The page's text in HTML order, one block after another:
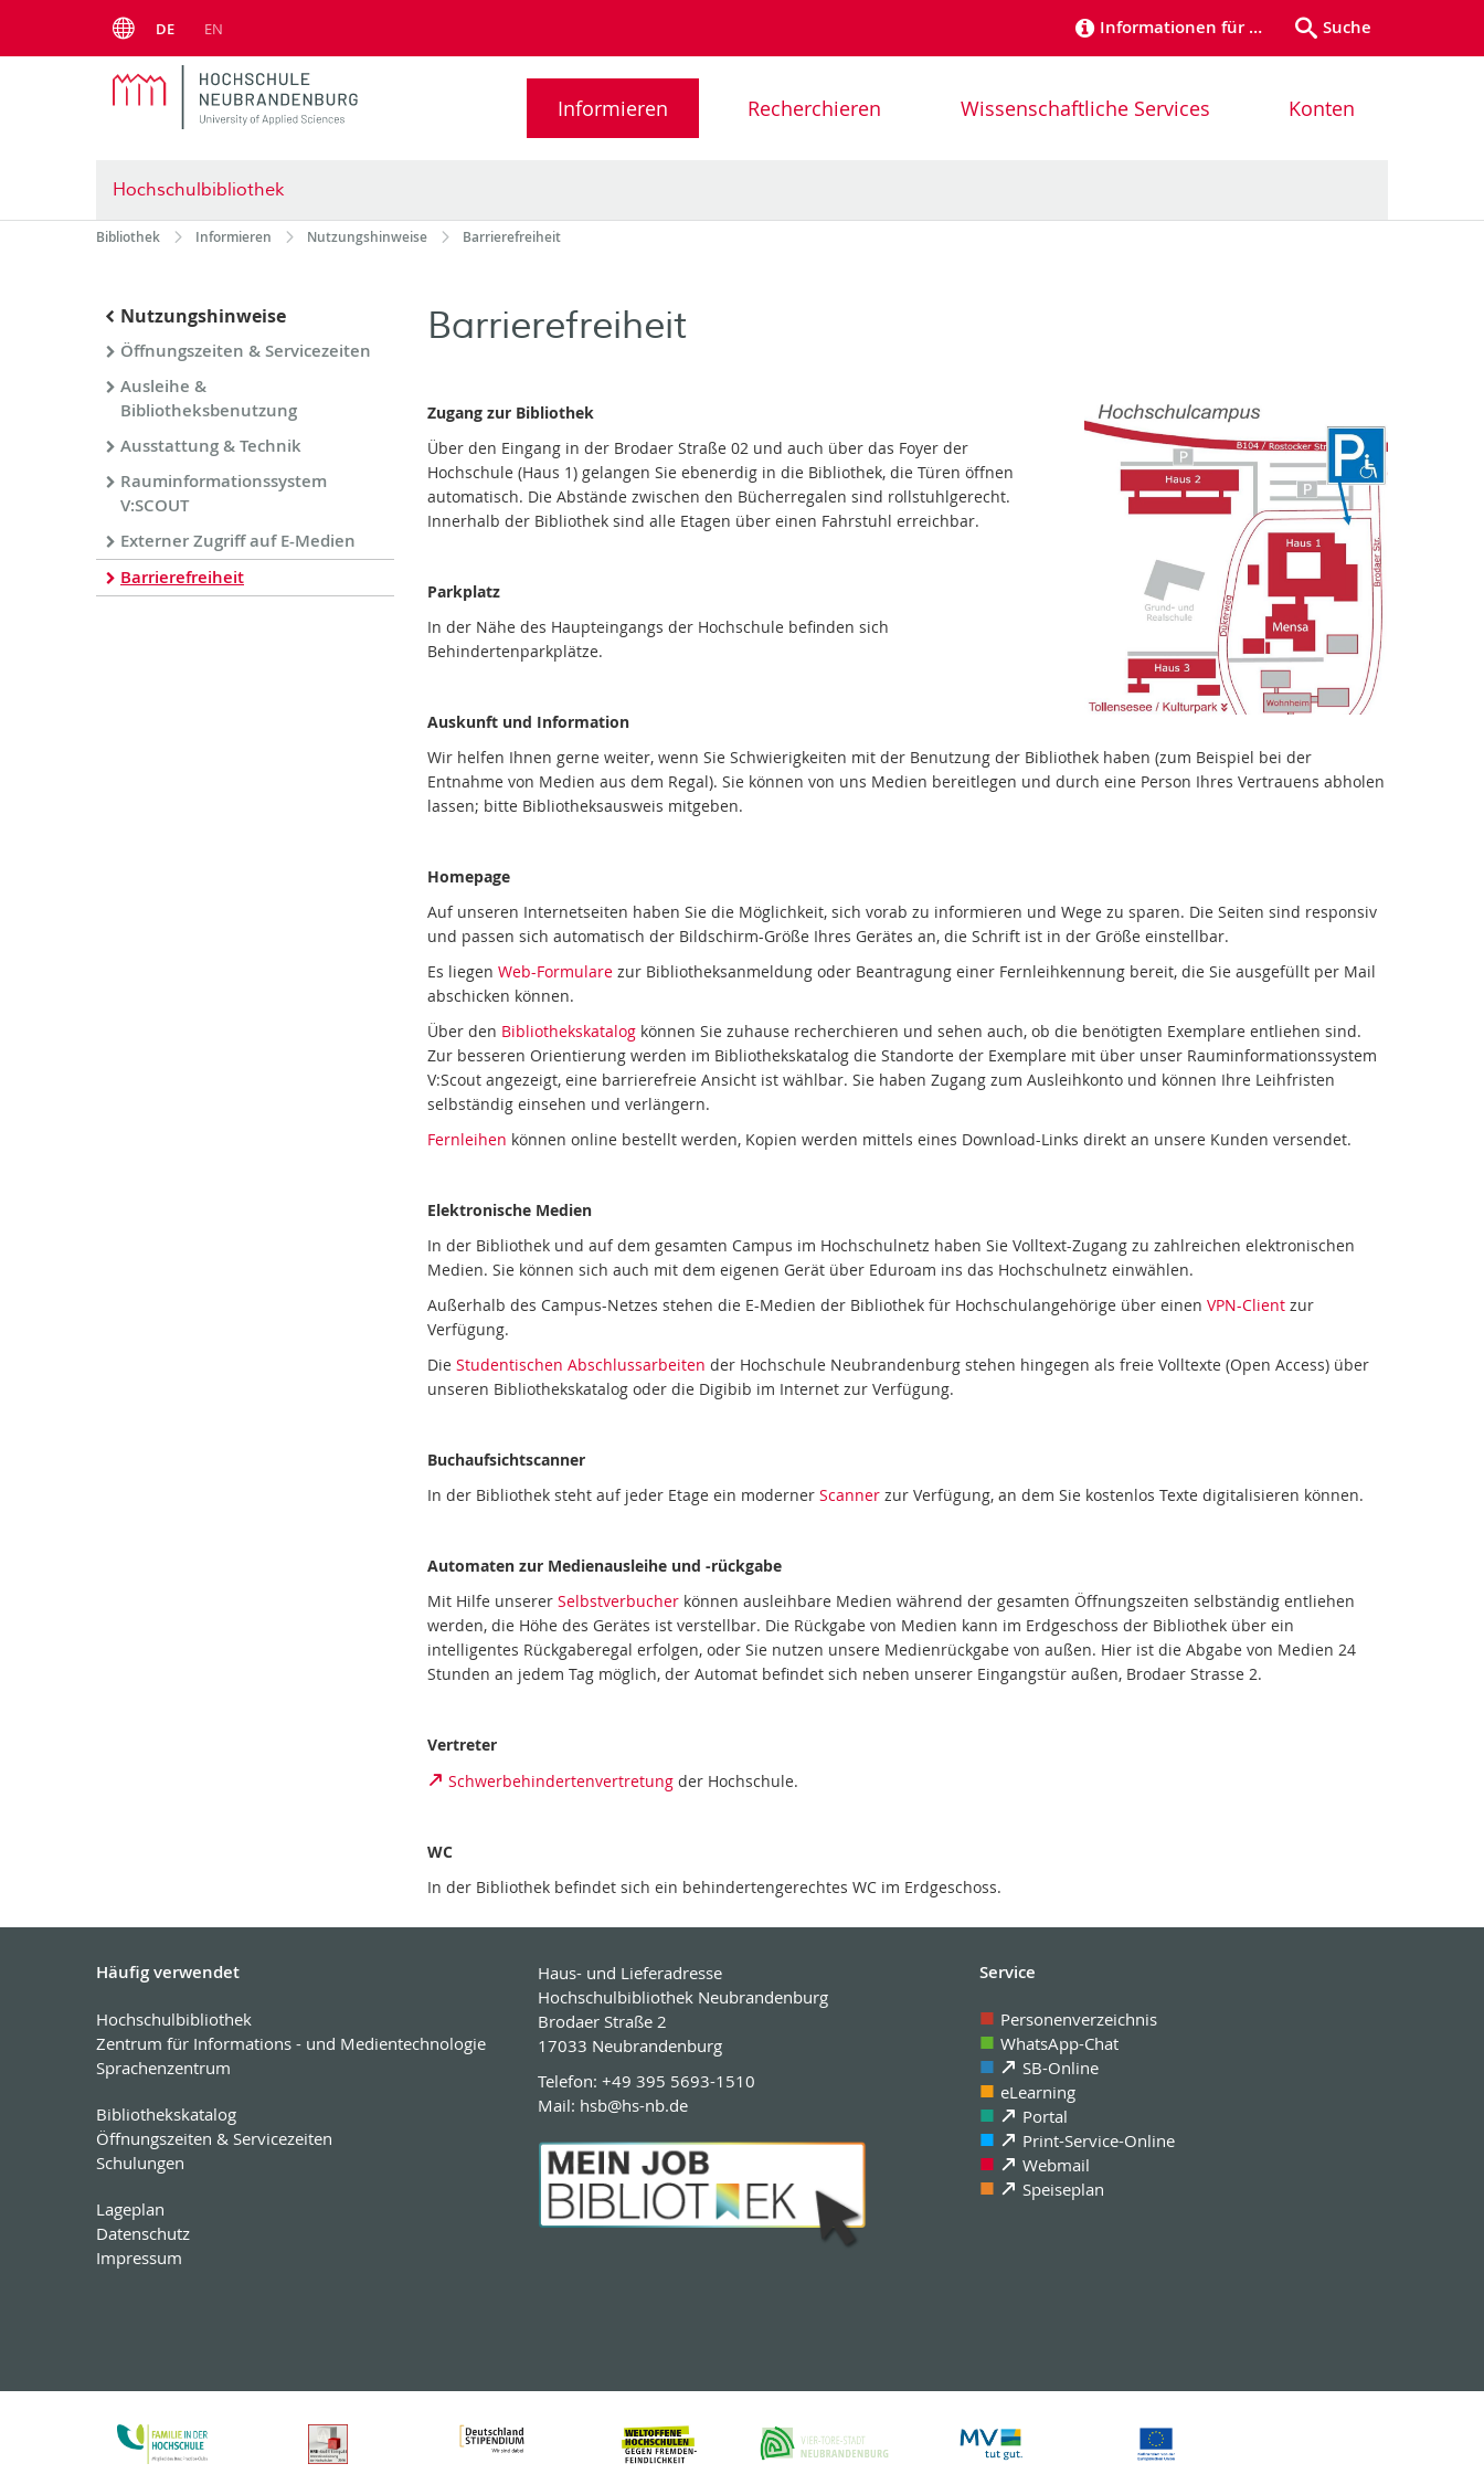
DE EN Informationen für … Suche
Informieren Recherchieren Wissenschaftliche Services Konten
Hochschulbibliothek
Bibliothek Informieren Nutzungshinweise Barrierefreiheit
Nutzungshinweise
Öffnungszeiten & Servicezeiten
Ausleihe &
Bibliotheksbenutzung
Ausstattung & Technik
Rauminformationssystem
V:SCOUT
Externer Zugriff auf E-Medien
Barrierefreiheit
Barrierefreiheit
Zugang zur Bibliothek
Über den Eingang in der Brodaer Straße 02 und auch über das Foyer der
Hochschule (Haus 1) gelangen Sie ebenerdig in die Bibliothek, die Türen öffnen
automatisch. Die Abstände zwischen den Bücherregalen sind rollstuhlgerecht.
Innerhalb der Bibliothek sind alle Etagen über einen Fahrstuhl erreichbar.
Parkplatz
In der Nähe des Haupteingangs der Hochschule befinden sich
Behindertenparkplätze.
Auskunft und Information
Wir helfen Ihnen gerne weiter, wenn Sie Schwierigkeiten mit der Benutzung der Bibliothek haben (zum Beispiel bei der
Entnahme von Medien aus dem Regal). Sie können von uns Medien bereitlegen und durch eine Person Ihres Vertrauens abholen
lassen; bitte Bibliotheksausweis mitgeben.
Homepage
Auf unseren Internetseiten haben Sie die Möglichkeit, sich vorab zu informieren und Wege zu sparen. Die Seiten sind responsiv
und passen sich automatisch der Bildschirm-Größe Ihres Gerätes an, die Schrift ist in der Größe einstellbar.
Es liegen Web-Formulare zur Bibliotheksanmeldung oder Beantragung einer Fernleihkennung bereit, die Sie ausgefüllt per Mail
abschicken können.
Über den Bibliothekskatalog können Sie zuhause recherchieren und sehen auch, ob die benötigten Exemplare entliehen sind.
Zur besseren Orientierung werden im Bibliothekskatalog die Standorte der Exemplare mit über unser Rauminformationssystem
V:Scout angezeigt, eine barrierefreie Ansicht ist wählbar. Sie haben Zugang zum Ausleihkonto und können Ihre Leihfristen
selbständig einsehen und verlängern.
Fernleihen können online bestellt werden, Kopien werden mittels eines Download-Links direkt an unsere Kunden versendet.
Elektronische Medien
In der Bibliothek und auf dem gesamten Campus im Hochschulnetz haben Sie Volltext-Zugang zu zahlreichen elektronischen
Medien. Sie können sich auch mit dem eigenen Gerät über Eduroam ins das Hochschulnetz einwählen.
Außerhalb des Campus-Netzes stehen die E-Medien der Bibliothek für Hochschulangehörige über einen VPN-Client zur
Verfügung.
Die Studentischen Abschlussarbeiten der Hochschule Neubrandenburg stehen hingegen als freie Volltexte (Open Access) über
unseren Bibliothekskatalog oder die Digibib im Internet zur Verfügung.
Buchaufsichtscanner
In der Bibliothek steht auf jeder Etage ein moderner Scanner zur Verfügung, an dem Sie kostenlos Texte digitalisieren können.
Automaten zur Medienausleihe und -rückgabe
Mit Hilfe unserer Selbstverbucher können ausleihbare Medien während der gesamten Öffnungszeiten selbständig entliehen
werden, die Höhe des Gerätes ist verstellbar. Die Rückgabe von Medien kann im Erdgeschoss der Bibliothek über ein
intelligentes Rückgaberegal erfolgen, oder Sie nutzen unsere Medienrückgabe von außen. Hier ist die Abgabe von Medien 24
Stunden an jedem Tag möglich, der Automat befindet sich neben unserer Eingangstür außen, Brodaer Strasse 2.
Vertreter
Schwerbehindertenvertretung der Hochschule.
WC
In der Bibliothek befindet sich ein behindertengerechtes WC im Erdgeschoss.
Häufig verwendet
Hochschulbibliothek
Zentrum für Informations - und Medientechnologie
Sprachenzentrum
Bibliothekskatalog
Öffnungszeiten & Servicezeiten
Schulungen
Lageplan
Datenschutz
Impressum
Haus- und Lieferadresse
Hochschulbibliothek Neubrandenburg
Brodaer Straße 2
17033 Neubrandenburg
Telefon: +49 395 5693-1510
Mail: hsb@hs-nb.de
Service
Personenverzeichnis
WhatsApp-Chat
SB-Online
eLearning
Portal
Print-Service-Online
Webmail
Speiseplan